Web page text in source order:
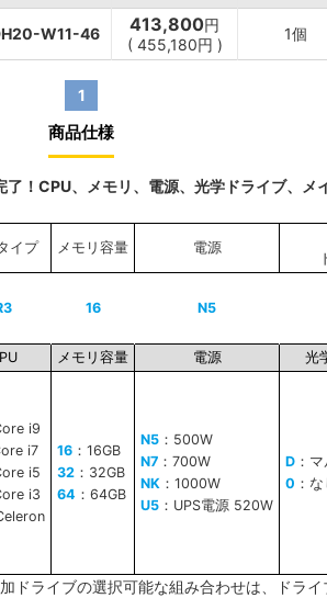
W11-46 413,800円
( 455,180円 )
1個
1
商品仕様
了！CPU、メモリ、電源、光学ドライブ、
イプ メモリ容量 電源
16 N5
メモリ容量 電源 光
i9
i7
i5
i3
16 ：16GB
32 ：32GB
64 ：64GB
N5 ：500W
N7 ：700W
NK ：1000W
U5 ：UPS電源 520W
D ：
0 ：
ドライブの選択可能な組み合わせは、ドラ